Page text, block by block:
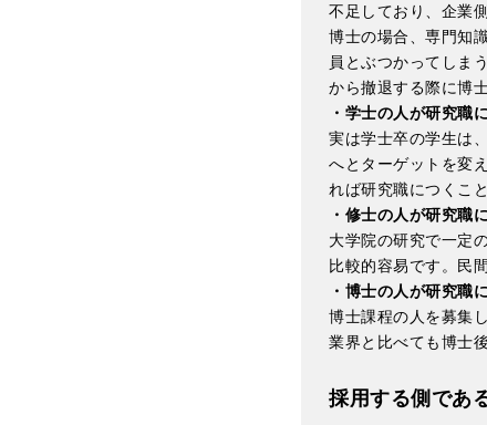
不足しており、企業
博士の場合、専門知
員とぶつかってしま
から撤退する際に博
・学士の人が研究職
実は学士卒の学生は
へとターゲットを変
れば研究職につくこ
・修士の人が研究職
大学院の研究で一定
比較的容易です。民
・博士の人が研究職
博士課程の人を募集
業界と比べても博士
採用する側であ